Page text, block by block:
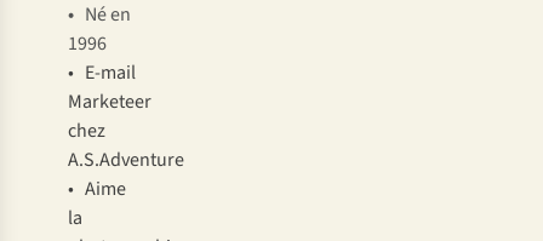
• Né en
1996
• E-mail
Marketeer
chez
A.S.Adventure
• Aime
la